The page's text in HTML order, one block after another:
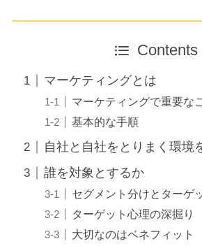
Contents
マーケティングとは
マーケティングで重要な
基本的な手順
自社と自社をとりまく環境
誰を対象とするか
セグメント分けとターゲ
ターゲット心理の深掘り
大切なのはベネフィット